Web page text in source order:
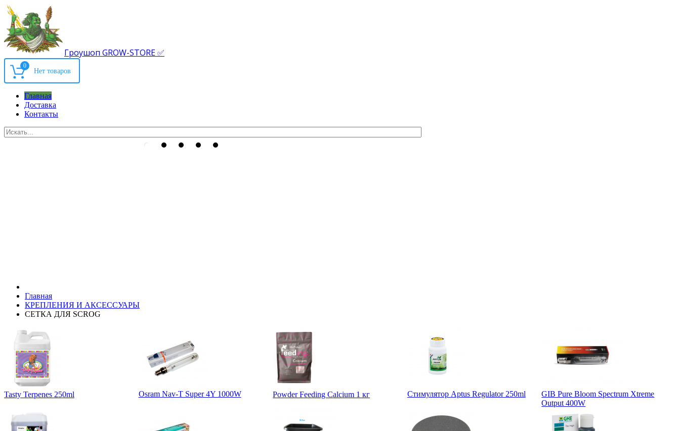
Гроушоп GROW-STORE ✅
0
Главная
Доставка
Контакты
Главная
КРЕПЛЕНИЯ И АКСЕССУАРЫ
СЕТКА ДЛЯ SCROG
Tasty Terpenes 250ml Osram Nav-T Super 4Y 1000W Powder Feeding Calcium 1 кг Стимулятор Aptus Regulator 250ml
GIB Pure Bloom Spectrum Xtreme
Output 400W